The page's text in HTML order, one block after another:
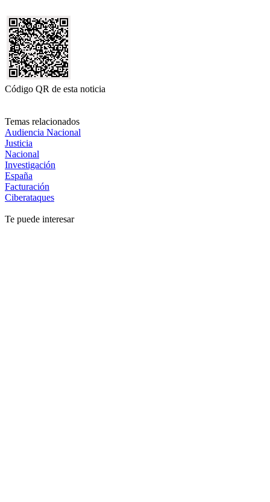
Código QR de esta noticia
Temas relacionados
Audiencia Nacional
Justicia
Nacional
Investigación
España
Facturación
Ciberataques
Te puede interesar